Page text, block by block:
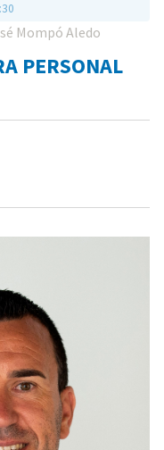
Mompó Aledo
PERSONAL